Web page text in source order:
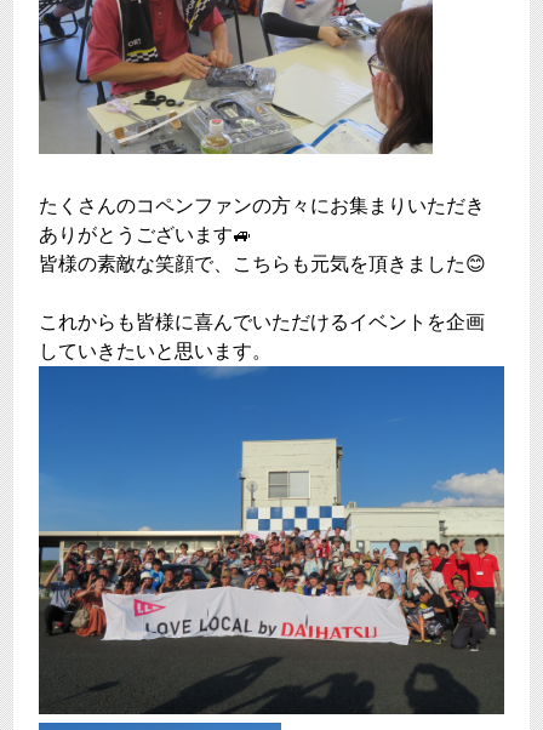
たくさんのコペンファンの方々にお集まりいただき
ありがとうございます🚙
皆様の素敵な笑顔で、こちらも元気を頂きました😊
これからも皆様に喜んでいただけるイベントを企画
していきたいと思います。